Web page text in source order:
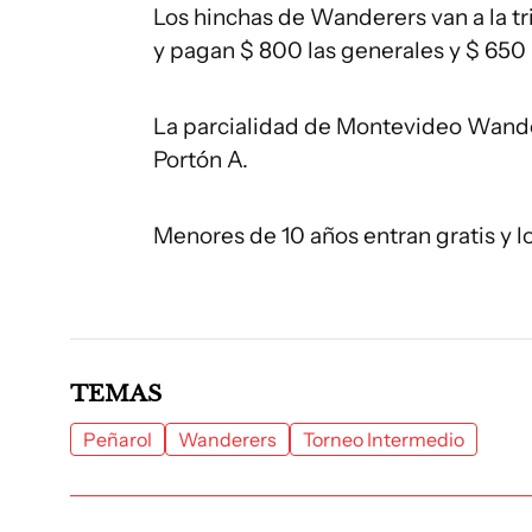
Los hinchas de Wanderers van a la
y pagan $ 800 las generales y $ 650
La parcialidad de Montevideo
Portón A.
Menores de 10 años entran gratis y
TEMAS
Peñarol Wanderers Torneo Intermedio